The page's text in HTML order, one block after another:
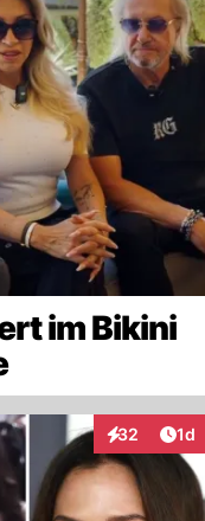
im Bikini
32
Interaktionen
1d